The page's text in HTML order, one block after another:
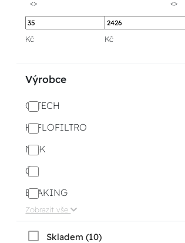
<> <>
Kč Kč
Výrobce
Q-TECH
HIFLOFILTRO
NGK
ČZ
BRAKING
Zobrazit vše
Skladem (10)